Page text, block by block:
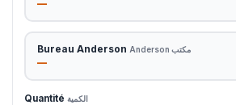
—
Bureau Anderson مكتب Anderson
—
Quantité الكمية